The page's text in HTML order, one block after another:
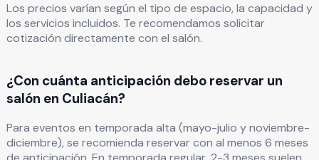
Los precios varían según el tipo de espacio, la capacidad y
los servicios incluidos. Te recomendamos solicitar
cotización directamente con el salón.
¿Con cuánta anticipación debo reservar un
salón en Culiacán?
Para eventos en temporada alta (mayo-julio y noviembre-
diciembre), se recomienda reservar con al menos 6 meses